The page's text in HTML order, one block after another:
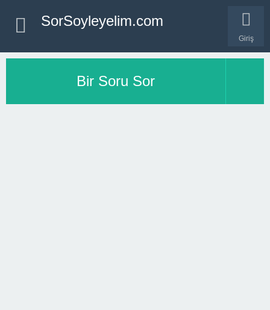
Giriş
SorSoyleyelim.com
Bir Soru Sor